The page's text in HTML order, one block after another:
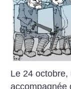
Le 24
accompagnée